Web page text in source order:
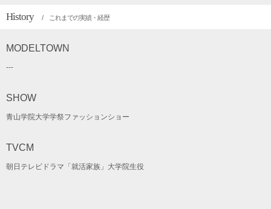
History / これまでの実績・経歴
MODELTOWN
---
SHOW
青山学院大学学祭ファッションショー
TVCM
朝日テレビドラマ「就活家族」大学院生役